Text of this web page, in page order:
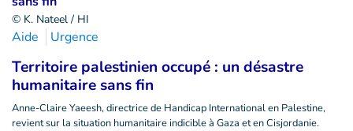
© K. Nateel / HI
Aide Urgence
Territoire palestinien occupé : un désastre
humanitaire sans fin
Anne-Claire Yaeesh, directrice de Handicap International en Palestine,
revient sur la situation humanitaire indicible à Gaza et en Cisjordanie.